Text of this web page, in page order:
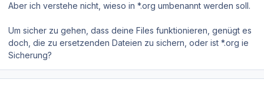
Aber ich verstehe nicht, wieso in *.org umbenannt werden soll.
Um sicher zu gehen, dass deine Files funktionieren, genügt es
doch, die zu ersetzenden Dateien zu sichern, oder ist *.org ie
Sicherung?